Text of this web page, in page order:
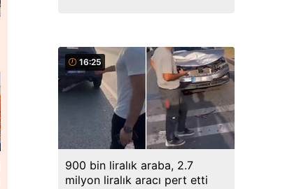
16:25
900 bin liralık araba, 2.7
milyon liralık aracı pert etti